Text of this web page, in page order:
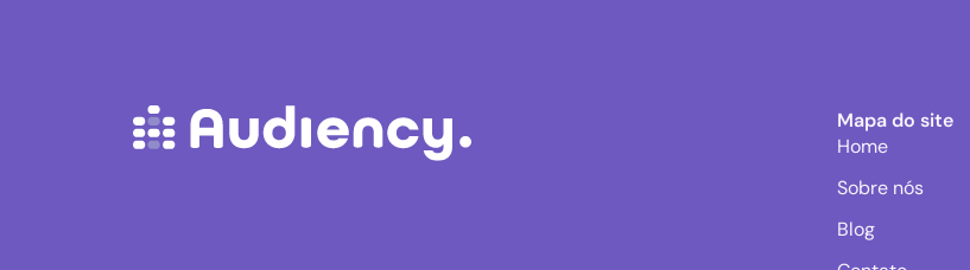
Mapa do site
Home
Sobre nós
Blog